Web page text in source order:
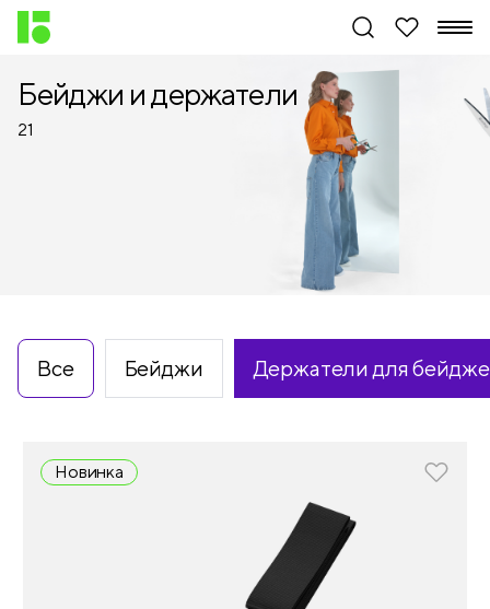
Бейджи и держатели
21
Все Бейджи Держатели для
Новинка